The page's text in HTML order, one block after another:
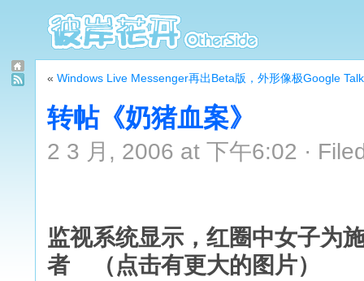
« Windows Live Messenger再出Beta版，外形像极Google Talk
转帖《奶猪血案》
2 3 月, 2006 at 下午6:02 ·
监视系统显示，红圈中女子为
者 （点击有更大的图片）